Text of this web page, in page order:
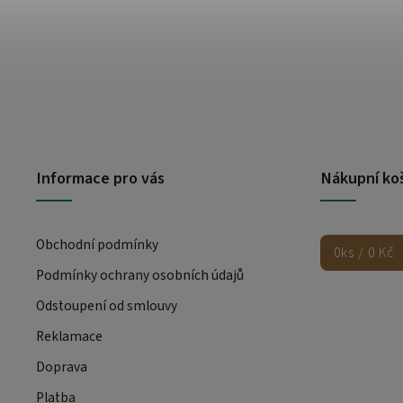
Informace pro vás
Obchodní podmínky
Podmínky ochrany osobních údajů
Odstoupení od smlouvy
Reklamace
Doprava
Platba
Nákupní
0ks / 0 Kč